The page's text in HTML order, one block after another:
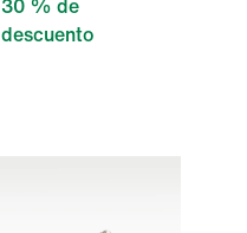
30 % de
descuento